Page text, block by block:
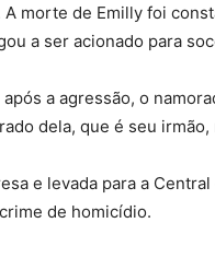
A morte de Emilly foi
a ser acionado para
a agressão, o
dela, que é seu
e levada para a
de homicídio.